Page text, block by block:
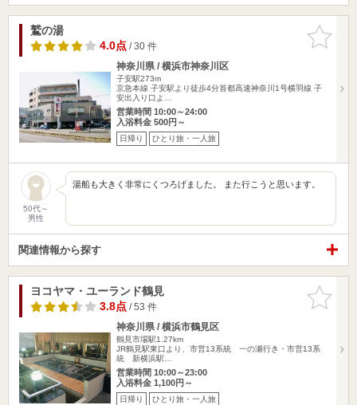
お気に入
りに追加
鷲の湯
4.0点/ 30 件
神奈川県 / 横浜市神奈川区
子安駅273m
京急本線 子安駅より徒歩4分首都高速神奈川1号横羽線 子
安出入り口よ…
営業時間 10:00～24:00
入浴料金 500円～
日帰り ひとり旅・一人旅
50代～
男性
湯船も大きく非常にくつろげました。 また行こうと思います。
関連情報から探す
お気に入
りに追加
ヨコヤマ・ユーランド鶴見
3.8点/ 53 件
神奈川県 / 横浜市鶴見区
鶴見市場駅1.27km
JR鶴見駅東口より、市営13系統 一の瀬行き・市営13系
統 新横浜駅…
営業時間 10:00～23:00
入浴料金 1,100円～
日帰り ひとり旅・一人旅